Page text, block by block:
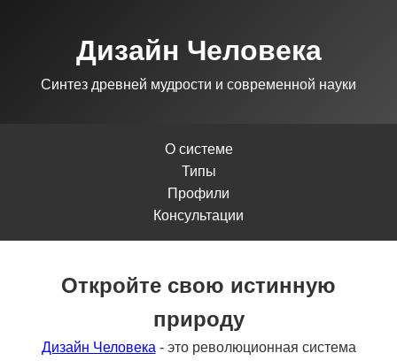
Дизайн Человека
Синтез древней мудрости и современной науки
О системе
Типы
Профили
Консультации
Откройте свою истинную
природу
Дизайн Человека - это революционная система